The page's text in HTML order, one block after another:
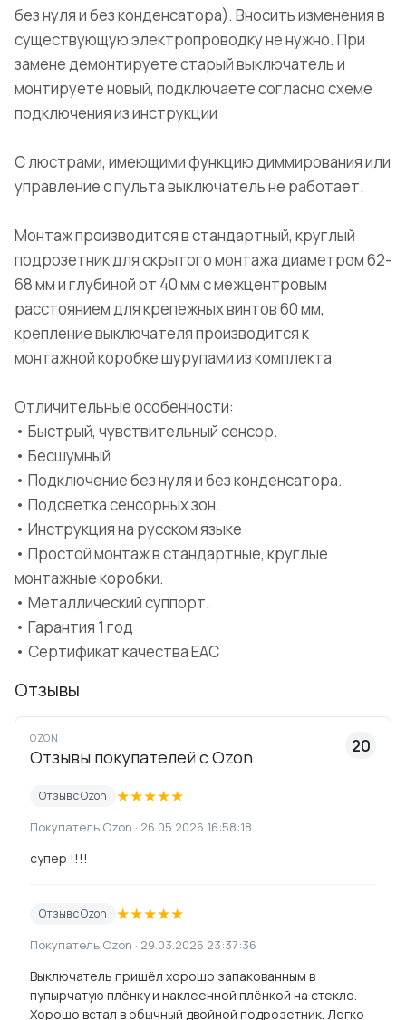
без нуля и без конденсатора). Вносить изменения в
существующую электропроводку не нужно. При
замене демонтируете старый выключатель и
монтируете новый, подключаете согласно схеме
подключения из инструкции
С люстрами, имеющими функцию диммирования или
управление с пульта выключатель не работает.
Монтаж производится в стандартный, круглый
подрозетник для скрытого монтажа диаметром 62-
68 мм и глубиной от 40 мм с межцентровым
расстоянием для крепежных винтов 60 мм,
крепление выключателя производится к
монтажной коробке шурупами из комплекта
Отличительные особенности:
• Быстрый, чувствительный сенсор.
• Бесшумный
• Подключение без нуля и без конденсатора.
• Подсветка сенсорных зон.
• Инструкция на русском языке
• Простой монтаж в стандартные, круглые
монтажные коробки.
• Металлический суппорт.
• Гарантия 1 год
• Сертификат качества ЕАС
Отзывы
OZON
Отзывы покупателей с Ozon
20
Отзыв с Ozon ★★★★★
Покупатель Ozon · 26.05.2026 16:58:18
супер !!!!
Отзыв с Ozon ★★★★★
Покупатель Ozon · 29.03.2026 23:37:36
Выключатель пришёл хорошо запакованным в
пупырчатую плёнку и наклеенной плёнкой на стекло.
Хорошо встал в обычный двойной подрозетник. Легко